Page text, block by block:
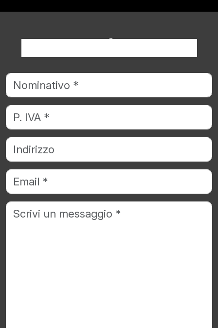
Richiedi informazioni